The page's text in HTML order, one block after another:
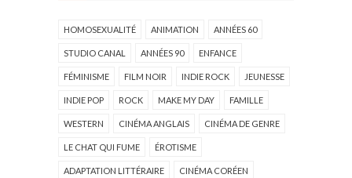
HOMOSEXUALITÉ ANIMATION ANNÉES 60
STUDIO CANAL ANNÉES 90 ENFANCE
FÉMINISME FILM NOIR INDIE ROCK JEUNESSE
INDIE POP ROCK MAKE MY DAY FAMILLE
WESTERN CINÉMA ANGLAIS CINÉMA DE GENRE
LE CHAT QUI FUME ÉROTISME
ADAPTATION LITTÉRAIRE CINÉMA CORÉEN